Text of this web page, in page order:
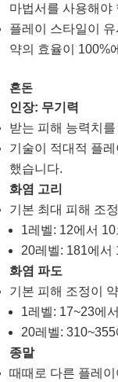
마법서를 사용해야
플레이 스타일이
약의 효율이 100%
혼돈
인장: 무기력
받는 피해 능력치
기술이 적대적 플
했습니다.
화염 고리
기본 최대 피해 조
1레벨: 12에서
20레벨: 181에서
화염 파도
기본 피해 조정이
1레벨: 17~23에
20레벨:
종말
때때로 다른 플레